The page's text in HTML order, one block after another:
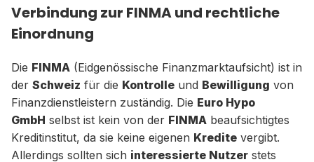
Verbindung zur FINMA und rechtliche
Einordnung
Die FINMA (Eidgenössische Finanzmarktaufsicht) ist in
der Schweiz für die Kontrolle und Bewilligung von
Finanzdienstleistern zuständig. Die Euro Hypo
GmbH selbst ist kein von der FINMA beaufsichtigtes
Kreditinstitut, da sie keine eigenen Kredite vergibt.
Allerdings sollten sich interessierte Nutzer stets